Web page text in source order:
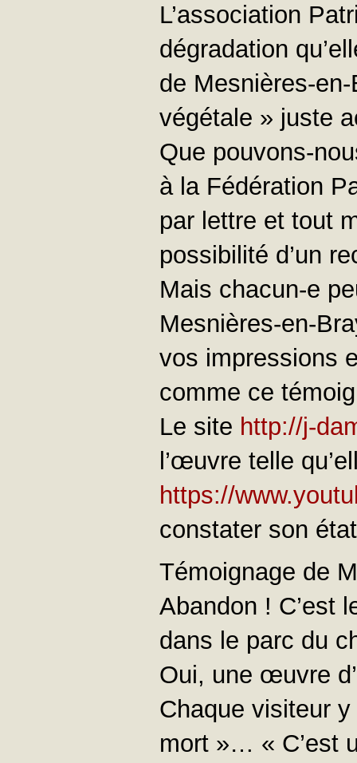
L’association
dégradation
de Mesnières-
végétale » juste
Que pouvons-
à la Fédération
par lettre et tout
possibilité d’un
Mais chacun-e
Mesnières-en-
vos impressions
comme ce
Le site http://j-
l’œuvre telle
https://
constater son
Témoignage de
Abandon ! C’est
dans le parc du
Oui, une œuvre
Chaque visiteur
mort »… « C’est